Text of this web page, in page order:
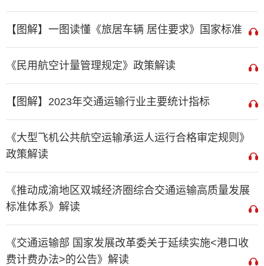
【图解】一图读懂《旅居车辆 居住要求》国家标准
《民用航空计量管理规定》政策解读
【图解】2023年交通运输行业主要统计指标
《大型飞机公共航空运输承运人运行合格审定规则》
政策解读
《推动成渝地区双城经济圈综合交通运输高质量发展
标准体系》解读
《交通运输部 国家发展改革委关于延续实施<港口收
费计费办法>的公告》解读